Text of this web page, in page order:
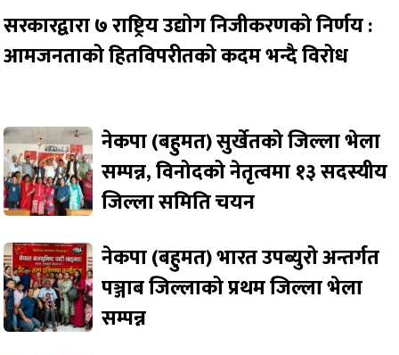
सरकारद्वारा ७ राष्ट्रिय उद्योग निजीकरणको निर्णय :
आमजनताको हितविपरीतको कदम भन्दै विरोध
नेकपा (बहुमत) सुर्खेतको जिल्ला भेला
सम्पन्न, विनोदको नेतृत्वमा १३ सदस्यीय
जिल्ला समिति चयन
नेकपा (बहुमत) भारत उपब्युरो अन्तर्गत
पञ्जाब जिल्लाको प्रथम जिल्ला भेला
सम्पन्न